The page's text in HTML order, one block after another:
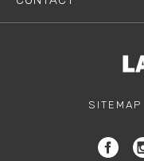
SITEMAP